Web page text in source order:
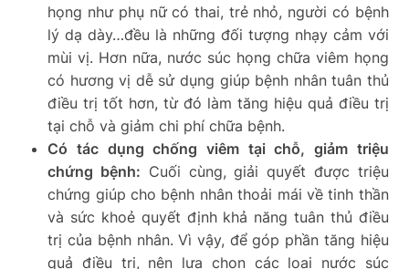
họng như phụ nữ có thai, trẻ nhỏ, người có bệnh
lý dạ dày…đều là những đối tượng nhạy cảm với
mùi vị. Hơn nữa, nước súc họng chữa viêm họng
có hương vị dễ sử dụng giúp bệnh nhân tuân thủ
điều trị tốt hơn, từ đó làm tăng hiệu quả điều trị
tại chỗ và giảm chi phí chữa bệnh.
Có tác dụng chống viêm tại chỗ, giảm triệu
chứng bệnh: Cuối cùng, giải quyết được triệu
chứng giúp cho bệnh nhân thoải mái về tinh thần
và sức khoẻ quyết định khả năng tuân thủ điều
trị của bệnh nhân. Vì vậy, để góp phần tăng hiệu
quả điều trị, nên lựa chọn các loại nước súc